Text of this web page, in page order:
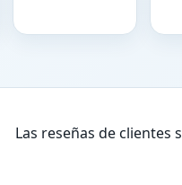
Las reseñas de clientes